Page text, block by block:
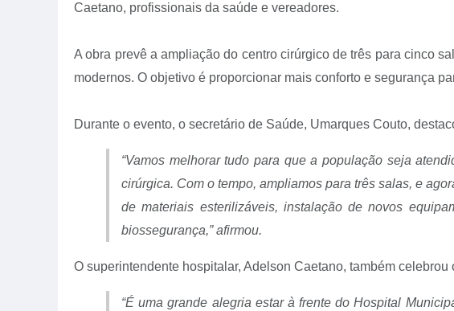
Caetano, profissionais da saúde e vereadores.
A obra prevê a ampliação do centro cirúrgico de três para cinco
modernos. O objetivo é proporcionar mais conforto e segurança
Durante o evento, o secretário de Saúde, Umarques Couto,
“Vamos melhorar tudo para que a população seja
cirúrgica. Com o tempo, ampliamos para três salas, e
de materiais esterilizáveis, instalação de novos
biossegurança,”afirmou.
O superintendente hospitalar, Adelson Caetano, também celebrou
“É uma grande alegria estar à frente do Hospital